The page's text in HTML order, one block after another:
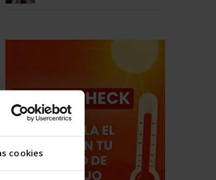
cookies